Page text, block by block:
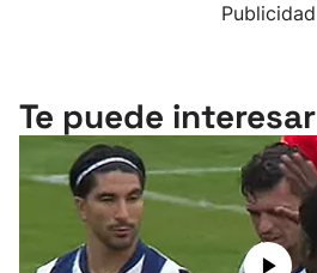
Publicidad
Te puede interesar